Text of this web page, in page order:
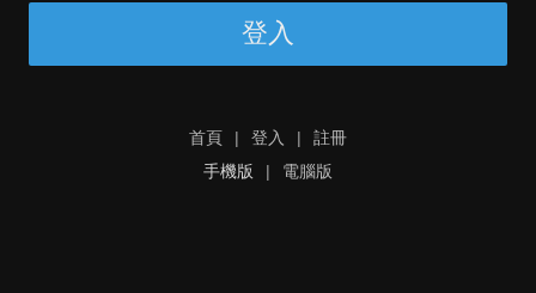
登入
首頁 | 登入 |
註冊
手機版
| 電腦版